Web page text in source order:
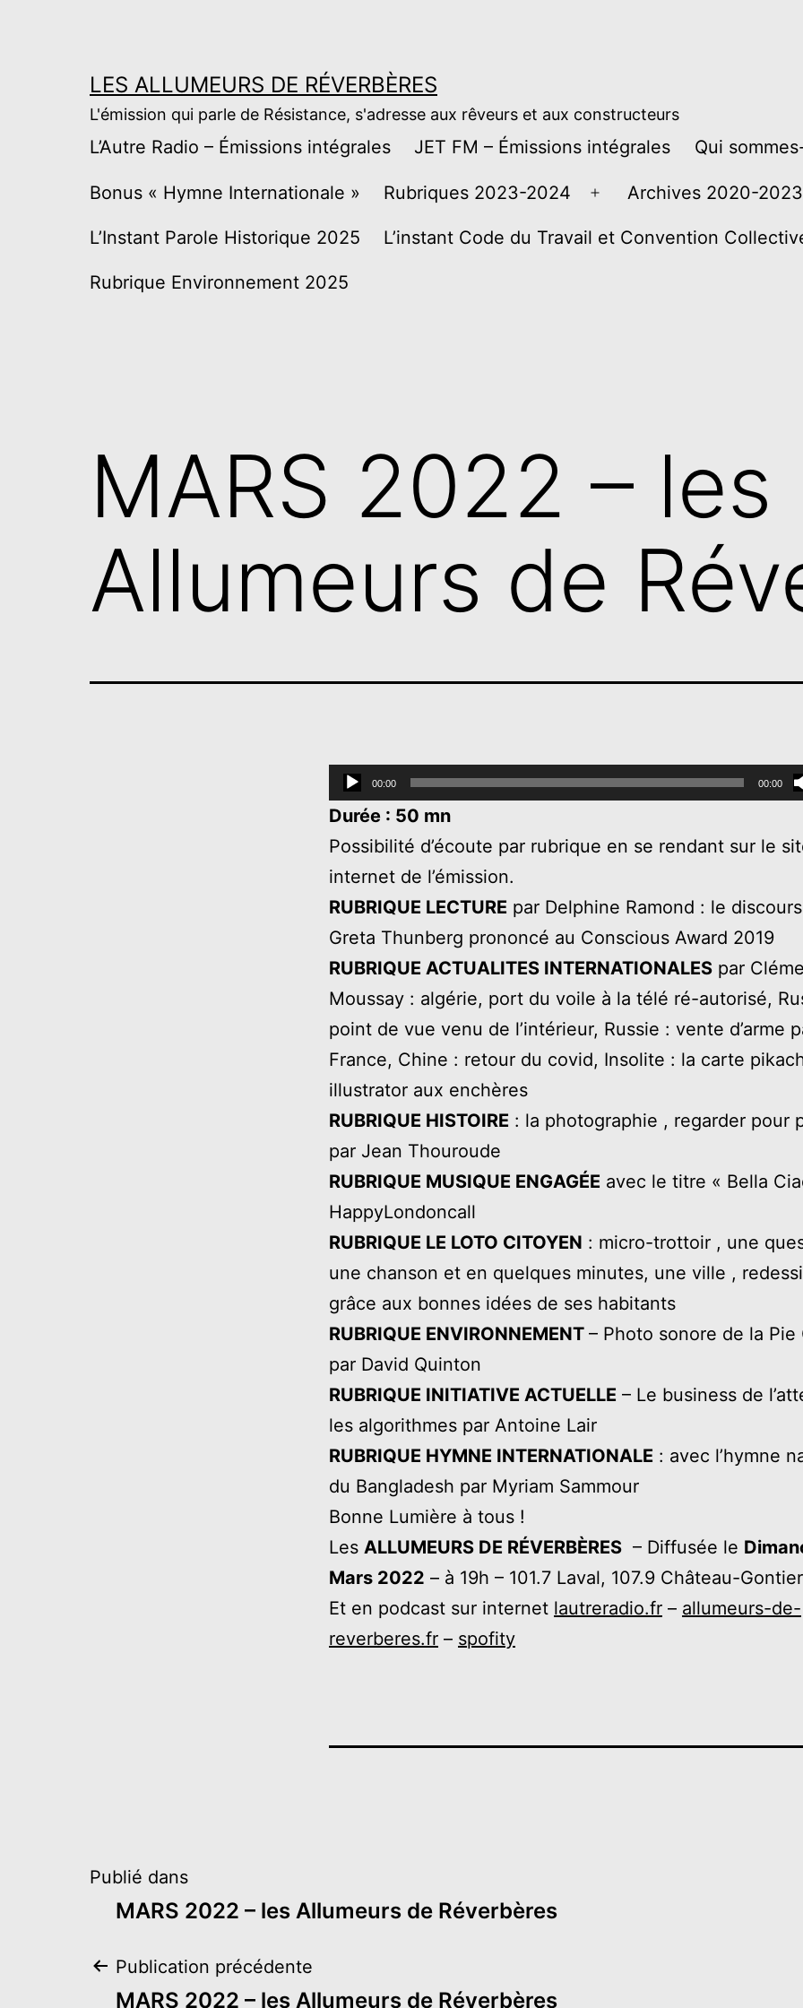
LES ALLUMEURS DE RÉVERBÈRES
L'émission qui parle de Résistance, s'adresse aux rêveurs et aux constructeurs
L’Autre Radio – Émissions intégrales JET FM – Émissions intégrales Qui
Bonus « Hymne Internationale » Rubriques 2023-2024
Ouvrir
le
Archives 2020-2023
L’Instant Parole Historique 2025 L’instant Code du Travail et Convention
Rubrique Environnement 2025
MARS 2022 – les
Allumeurs de
00:00 00:00
Durée : 50 mn
Possibilité d’écoute par rubrique en se rendant sur le
internet de l’émission.
RUBRIQUE LECTURE par Delphine Ramond : le
Greta Thunberg prononcé au Conscious Award 2019
RUBRIQUE ACTUALITES INTERNATIONALES par
Moussay : algérie, port du voile à la télé ré-autorisé,
point de vue venu de l’intérieur, Russie : vente d’arme
France, Chine : retour du covid, Insolite : la carte
illustrator aux enchères
RUBRIQUE HISTOIRE : la photographie , regarder pour
par Jean Thouroude
RUBRIQUE MUSIQUE ENGAGÉE avec le titre « Bella
HappyLondoncall
RUBRIQUE LE LOTO CITOYEN : micro-trottoir , une
une chanson et en quelques minutes, une ville ,
grâce aux bonnes idées de ses habitants
RUBRIQUE ENVIRONNEMENT – Photo sonore de la Pie
par David Quinton
RUBRIQUE INITIATIVE ACTUELLE – Le business de
les algorithmes par Antoine Lair
RUBRIQUE HYMNE INTERNATIONALE : avec l’hymne
du Bangladesh par Myriam Sammour
Bonne Lumière à tous !
Les ALLUMEURS DE RÉVERBÈRES ️ – Diffusée le
Mars 2022 – à 19h – 101.7 Laval, 107.9 Château-Gontier
Et en podcast sur internet lautreradio.fr – allumeurs-de-
reverberes.fr – spofity
Navigation
Publié dans
MARS 2022 – les Allumeurs de Réverbères
Navigation
Publication précédente
MARS 2022 – les Allumeurs de Réverbères